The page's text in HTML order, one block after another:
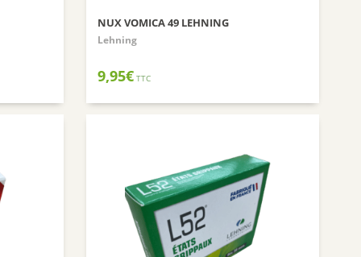
LABCATAL
ROYER COSMETIQUE
CENTIFOLIA
ABOCA
NUX VOMICA 49 LEHNING
Lehning
9,95€ TTC